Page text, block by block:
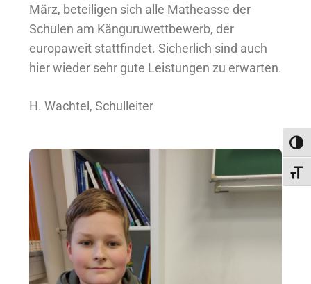
März, beteiligen sich alle Matheasse der
Schulen am Känguruwettbewerb, der
europaweit stattfindet. Sicherlich sind auch
hier wieder sehr gute Leistungen zu erwarten.
H. Wachtel, Schulleiter